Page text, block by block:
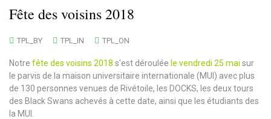
Fête des voisins 2018
TPL_BY TPL_IN TPL_ON
Notre fête des voisins 2018 s'est déroulée le vendredi 25 mai sur
le parvis de la maison universitaire internationale (MUI) avec plus
de 130 personnes venues de Rivétoile, les DOCKS, les deux tours
des Black Swans achevés à cette date, ainsi que les étudiants des
la MUI.